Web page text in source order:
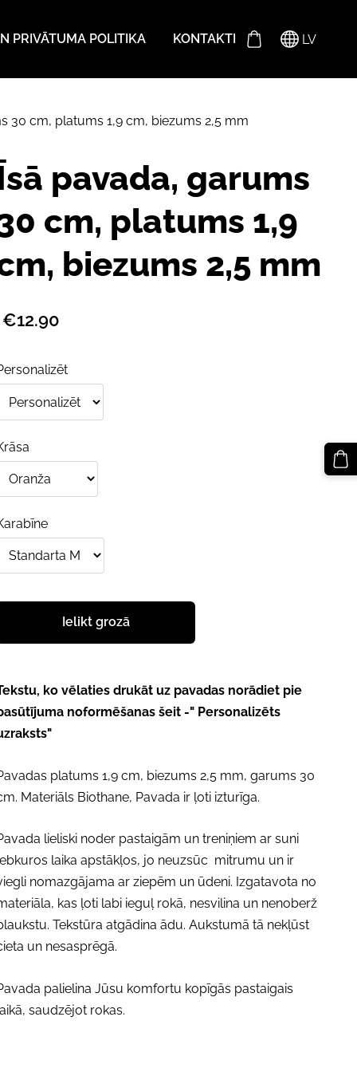
PRIVĀTUMA POLITIKA KONTAKTI LV
30 cm, platums 1,9 cm, biezums 2,5 mm
pavada, garums
cm, platums 1,9
biezums 2,5 mm
€12.90
Ielikt grozā
ko vēlaties drukāt uz pavadas norādiet pie
noformēšanas šeit -" Personalizēts
platums 1,9 cm, biezums 2,5 mm, garums 30
Materiāls Biothane, Pavada ir ļoti izturīga.
lieliski noder pastaigām un treniņiem ar suni
laika apstākļos, jo neuzsūc mitrumu un ir
nomazgājama ar ziepēm un ūdeni. Izgatavota no
kas ļoti labi ieguļ rokā, nesvilina un nenoberž
Tekstūra atgādina ādu. Aukstumā tā nekļūst
un nesasprēgā.
palielina Jūsu komfortu kopīgās pastaigais
saudzējot rokas.